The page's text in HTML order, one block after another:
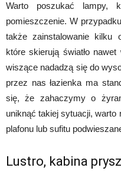
Warto poszukać lampy,
pomieszczenie. W
także zainstalowanie kilku
które skierują światło
wiszące nadadzą się do
przez nas łazienka ma
się, że zahaczymy o
uniknąć takiej sytuacji, warto
plafonu lub sufitu
Lustro, kabina